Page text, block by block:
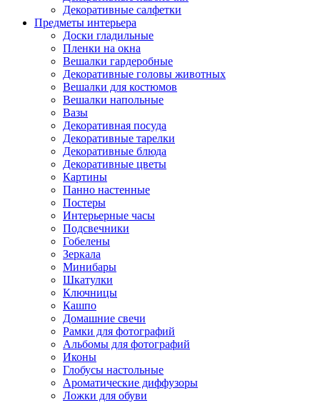
Декоративные салфетки
Предметы интерьера
Доски гладильные
Пленки на окна
Вешалки гардеробные
Декоративные головы животных
Вешалки для костюмов
Вешалки напольные
Вазы
Декоративная посуда
Декоративные тарелки
Декоративные блюда
Декоративные цветы
Картины
Панно настенные
Постеры
Интерьерные часы
Подсвечники
Гобелены
Зеркала
Минибары
Шкатулки
Ключницы
Кашпо
Домашние свечи
Рамки для фотографий
Альбомы для фотографий
Иконы
Глобусы настольные
Ароматические диффузоры
Ложки для обуви